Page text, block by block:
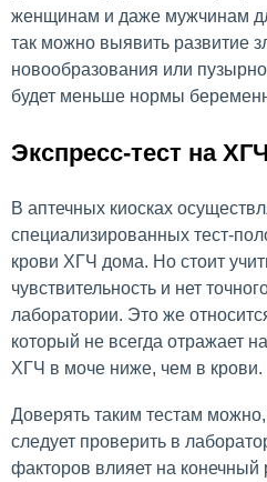
женщинам и даже мужчинам
так можно выявить развитие
новообразования или
будет меньше нормы
Экспресс-тест на ХГЧ
В аптечных киосках
специализированных тест-
крови ХГЧ дома. Но стоит
чувствительность и нет
лаборатории. Это же
который не всегда отражает
ХГЧ в моче ниже, чем в крови.
Доверять таким тестам можно,
следует проверить в
факторов влияет на конечный